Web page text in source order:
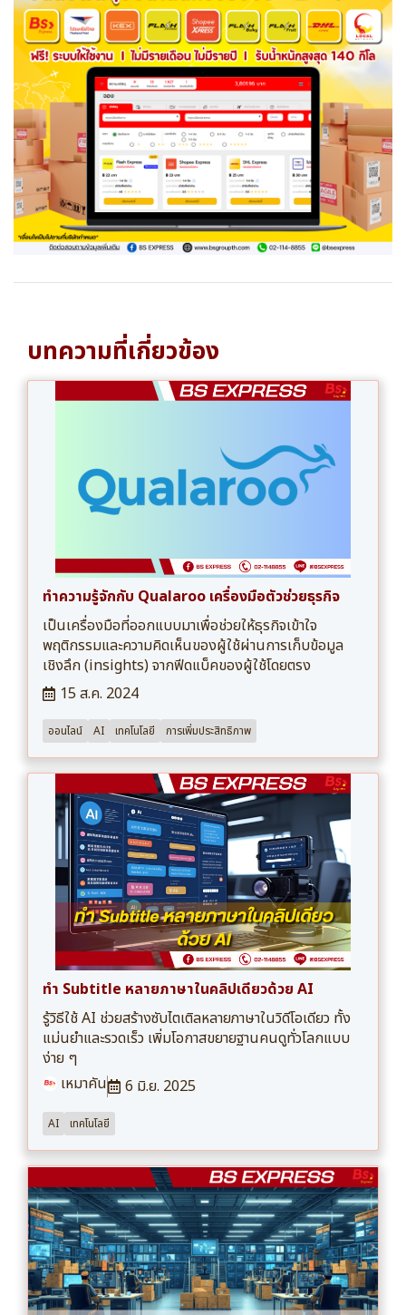
บทความที่เกี่ยวข้อง
ทำความรู้จักกับ Qualaroo เครื่องมือตัวช่วยธุรกิจ
เป็นเครื่องมือที่ออกแบบมาเพื่อช่วยให้ธุรกิจเข้าใจ
พฤติกรรมและความคิดเห็นของผู้ใช้ผ่านการเก็บข้อมูล
เชิงลึก (insights) จากฟีดแบ็คของผู้ใช้โดยตรง
15 ส.ค. 2024
ออนไลน์ AI เทคโนโลยี การเพิ่มประสิทธิภาพ
ทำ Subtitle หลายภาษาในคลิปเดียวด้วย AI
รู้วิธีใช้ AI ช่วยสร้างซับไตเติลหลายภาษาในวิดีโอเดียว ทั้ง
แม่นยำและรวดเร็ว เพิ่มโอกาสขยายฐานคนดูทั่วโลกแบบ
ง่าย ๆ
เหมาคัน
6 มิ.ย. 2025
AI เทคโนโลยี